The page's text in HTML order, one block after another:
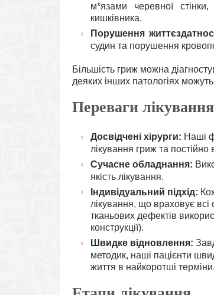
м*язами черевної
кишківника.
Порушення
судин та порушення
Більшість гриж можна
деяких інших патологіях
Переваги
Досвідчені хірурги: Наші
лікування гриж та
Сучасне обладнання:
якість лікування.
Індивідуальний підхід:
лікування, що враховує всі
тканьових дефектів
конструкції).
Швидке відновлення:
методик, наші пацієнти
життя в найкоротші терміни.